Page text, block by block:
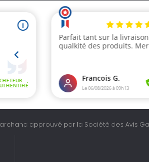
approuvé par la Société des Avis